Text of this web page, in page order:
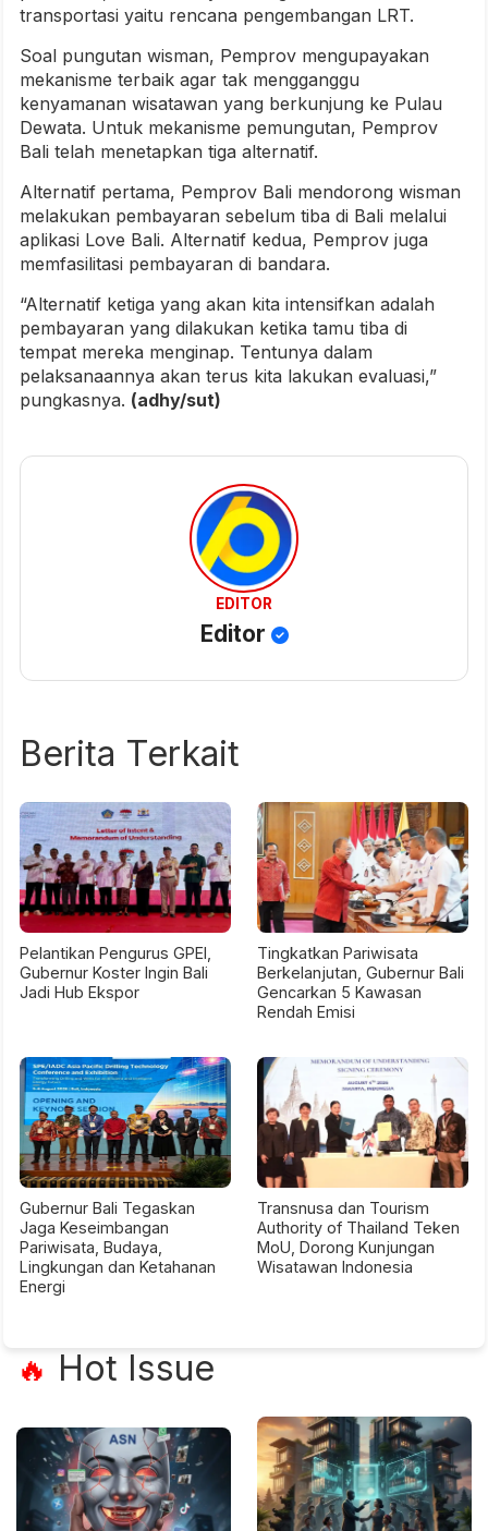
transportasi yaitu rencana pengembangan LRT.
Soal pungutan wisman, Pemprov mengupayakan
mekanisme terbaik agar tak mengganggu
kenyamanan wisatawan yang berkunjung ke Pulau
Dewata. Untuk mekanisme pemungutan, Pemprov
Bali telah menetapkan tiga alternatif.
Alternatif pertama, Pemprov Bali mendorong wisman
melakukan pembayaran sebelum tiba di Bali melalui
aplikasi Love Bali. Alternatif kedua, Pemprov juga
memfasilitasi pembayaran di bandara.
“Alternatif ketiga yang akan kita intensifkan adalah
pembayaran yang dilakukan ketika tamu tiba di
tempat mereka menginap. Tentunya dalam
pelaksanaannya akan terus kita lakukan evaluasi,”
pungkasnya. (adhy/sut)
EDITOR
Editor
Berita Terkait
Pelantikan Pengurus GPEI,
Gubernur Koster Ingin Bali
Jadi Hub Ekspor
Tingkatkan Pariwisata
Berkelanjutan, Gubernur Bali
Gencarkan 5 Kawasan
Rendah Emisi
Gubernur Bali Tegaskan
Jaga Keseimbangan
Pariwisata, Budaya,
Lingkungan dan Ketahanan
Energi
Transnusa dan Tourism
Authority of Thailand Teken
MoU, Dorong Kunjungan
Wisatawan Indonesia
🔥 Hot Issue